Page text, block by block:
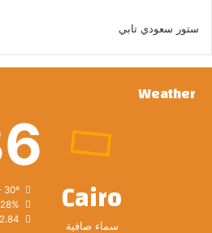
ستور سعودي تابي
Weather
Cairo
سماء صافية
38º - 30º
28%
2.84 كيلومتر/ساعة